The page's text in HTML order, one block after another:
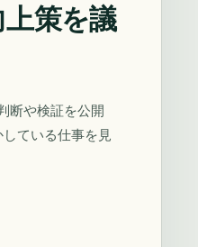
策を議
断や検証を公開
ている仕事を見